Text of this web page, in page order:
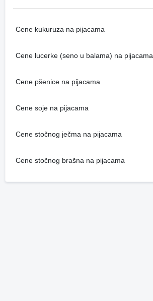
Cene kukuruza na pijacama
Cene lucerke (seno u balama) na pijacama
Cene pšenice na pijacama
Cene soje na pijacama
Cene stočnog ječma na pijacama
Cene stočnog brašna na pijacama